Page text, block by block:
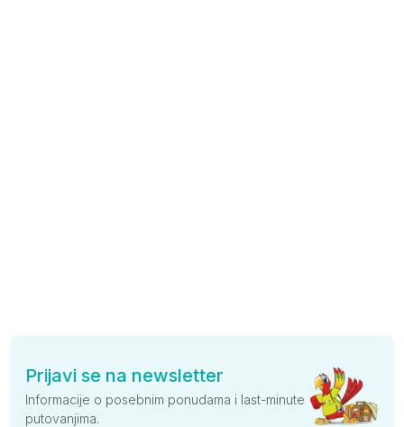
Prijavi se na newsletter
Informacije o posebnim ponudama i last-minute
putovanjima.